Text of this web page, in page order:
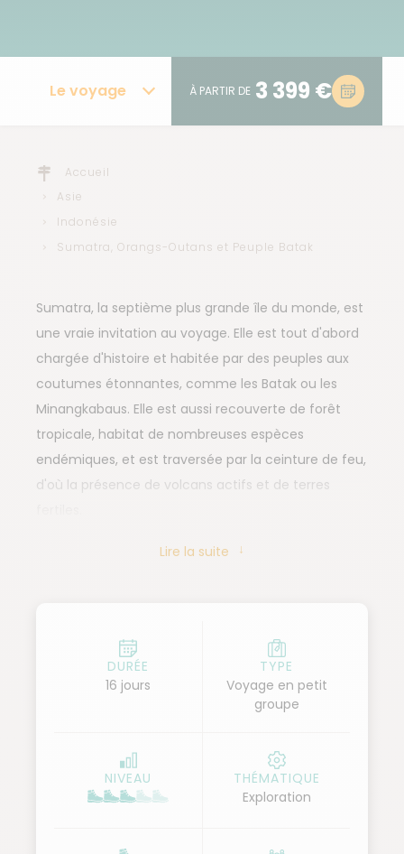
Le voyage À PARTIR DE 3 399 €
Accueil
Asie
Indonésie
Sumatra, Orangs-Outans et Peuple Batak
Sumatra, la septième plus grande île du monde, est
une vraie invitation au voyage. Elle est tout d'abord
chargée d'histoire et habitée par des peuples aux
coutumes étonnantes, comme les Batak ou les
Minangkabaus. Elle est aussi recouverte de forêt
tropicale, habitat de nombreuses espèces
endémiques, et est traversée par la ceinture de feu,
d'où la présence de volcans actifs et de terres
grande ville de l'île, avant de rallier le parc de
partirons à la recherche de ces animaux mythiques
lors d'un trek de deux jours en pleine jungle
accompagnés de rangers du parc. Puis, nous
monterons au sommet du volcan Sibayak pour
rejoindre l’île de Samosir située en plein cœur du lac
Toba, au centre du pays Batak. Nous terminerons
Lire la suite
DURÉE
16 jours
TYPE
Voyage en petit
groupe
NIVEAU
THÉMATIQUE
Exploration